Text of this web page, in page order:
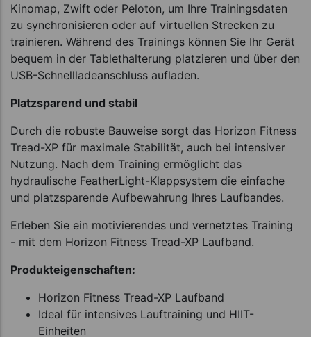
Kinomap, Zwift oder Peloton, um Ihre Trainingsdaten
zu synchronisieren oder auf virtuellen Strecken zu
trainieren. Während des Trainings können Sie Ihr Gerät
bequem in der Tablethalterung platzieren und über den
USB-Schnellladeanschluss aufladen.
Platzsparend und stabil
Durch die robuste Bauweise sorgt das Horizon Fitness
Tread-XP für maximale Stabilität, auch bei intensiver
Nutzung. Nach dem Training ermöglicht das
hydraulische FeatherLight-Klappsystem die einfache
und platzsparende Aufbewahrung Ihres Laufbandes.
Erleben Sie ein motivierendes und vernetztes Training
- mit dem Horizon Fitness Tread-XP Laufband.
Produkteigenschaften:
Horizon Fitness Tread-XP Laufband
Ideal für intensives Lauftraining und HIIT-
Einheiten